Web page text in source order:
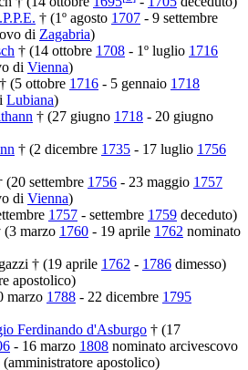
† (1º agosto 1707 - 9 settembre
di Zagabria)
† (14 ottobre 1708 - 1º luglio 1716
di Vienna)
† (5 ottobre 1716 - 5 gennaio 1718
Lubiana)
† (27 giugno 1718 - 20 giugno
† (2 dicembre 1735 - 17 luglio 1756
(20 settembre 1756 - 23 maggio 1757
di Vienna)
1757 - settembre 1759 deceduto)
(3 marzo 1760 - 19 aprile 1762 nominato
† (19 aprile 1762 - 1786 dimesso)
apostolico)
marzo 1788 - 22 dicembre 1795
Ferdinando d'Asburgo † (17
- 16 marzo 1808 nominato arcivescovo
(amministratore apostolico)